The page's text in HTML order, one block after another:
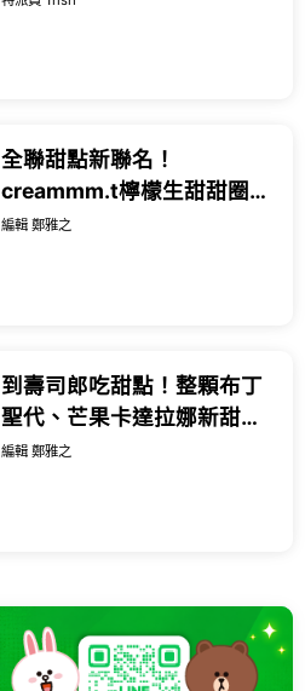
全聯甜點新聯名！
creammm.t檸檬生甜甜圈
千層蛋糕，最便宜39元開
編輯 鄭雅之
到壽司郎吃甜點！整顆布丁
聖代、芒果卡達拉娜新甜
點，19款新菜推薦。
編輯 鄭雅之